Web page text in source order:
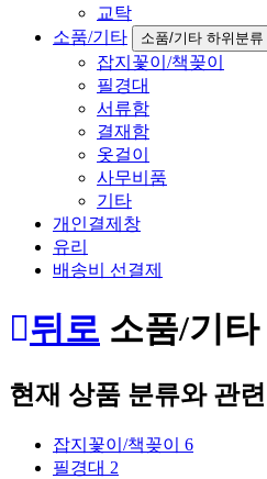
교탁
소품/기타
소품/기타 하위분류
잡지꽃이/책꽂이
필경대
서류함
결재함
옷걸이
사무비품
기타
개인결제창
유리
배송비 선결제
뒤로 소품/기타
현재 상품 분류와 관
잡지꽃이/책꽂이 6
필경대 2